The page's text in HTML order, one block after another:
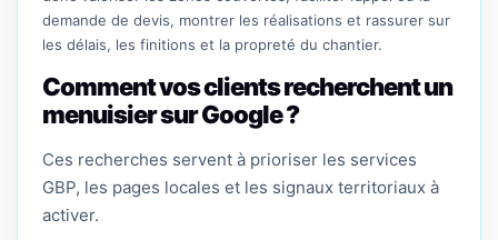
demande de devis, montrer les réalisations et rassurer sur
les délais, les finitions et la propreté du chantier.
Comment vos clients recherchent un
menuisier sur Google ?
Ces recherches servent à prioriser les services
GBP, les pages locales et les signaux territoriaux à
activer.